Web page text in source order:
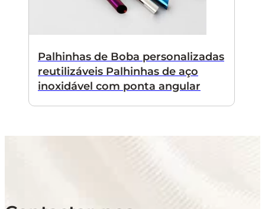
Palhinhas de Boba personalizadas
reutilizáveis Palhinhas de aço
inoxidável com ponta angular